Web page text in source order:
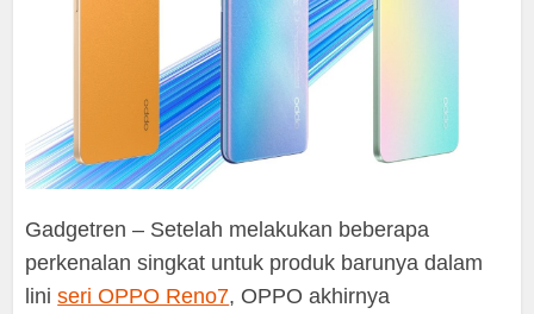
Gadgetren – Setelah melakukan beberapa
perkenalan singkat untuk produk barunya dalam
liniseri OPPO Reno7, OPPO akhirnya